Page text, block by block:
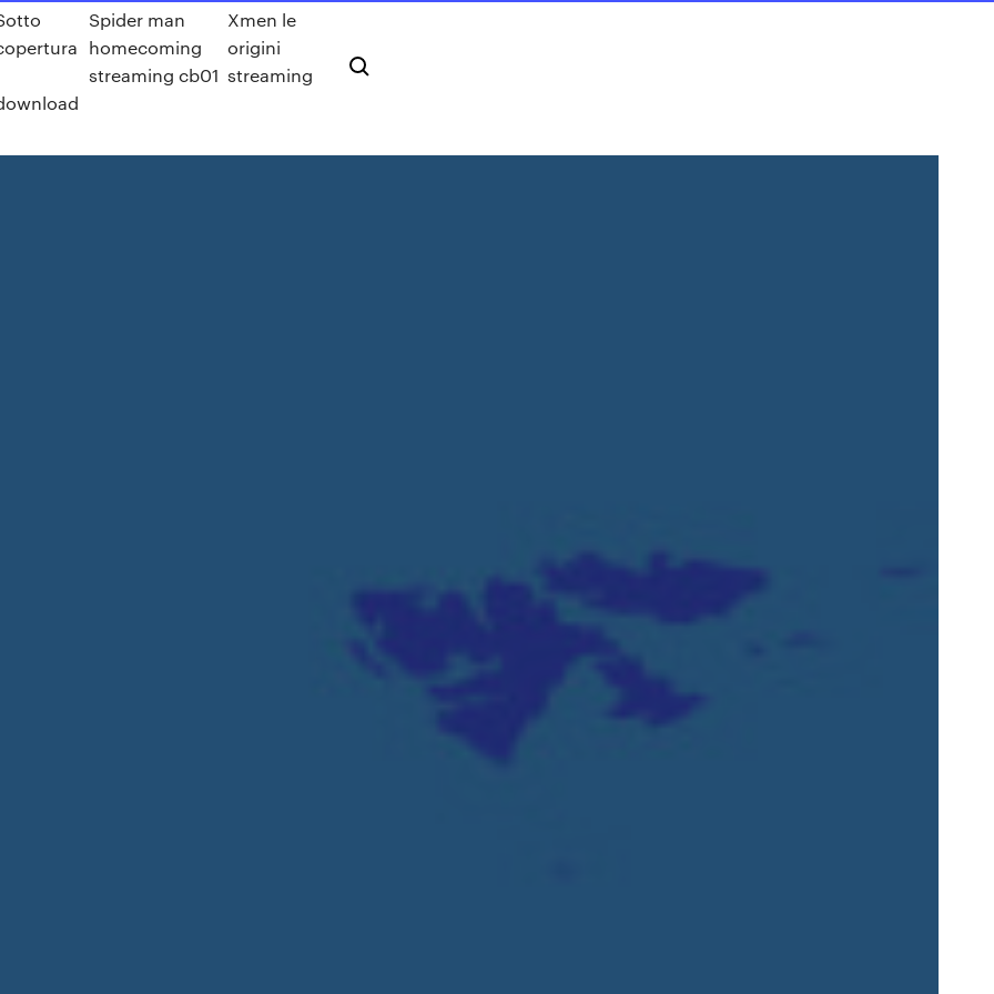
Spider man
homecoming
streaming cb01
Xmen le
origini
streaming